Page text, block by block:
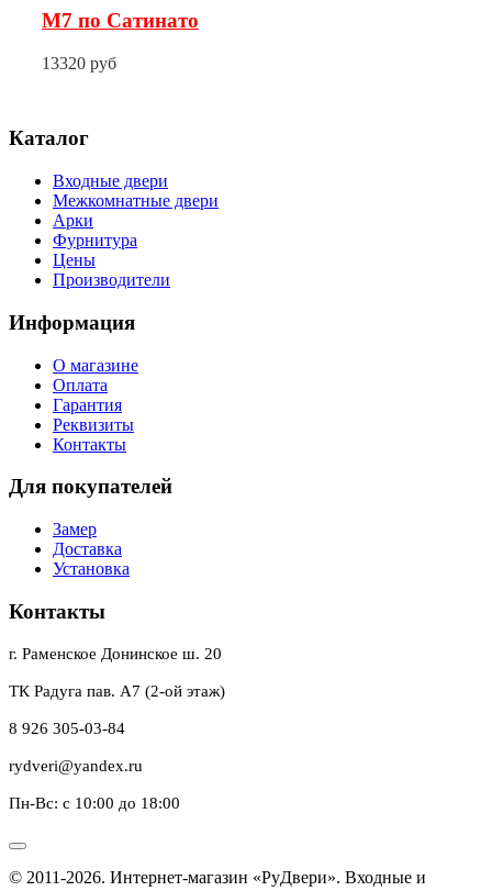
М7 по Сатинато
13320 руб
Каталог
Входные двери
Межкомнатные двери
Арки
Фурнитура
Цены
Производители
Информация
О магазине
Оплата
Гарантия
Реквизиты
Контакты
Для покупателей
Замер
Доставка
Установка
Контакты
г. Раменское Донинское ш. 20
ТК Радуга пав. А7 (2-ой этаж)
8 926 305-03-84
rydveri@yandex.ru
Пн-Вс: с 10:00 до 18:00
© 2011-2026. Интернет-магазин «РуДвери». Входные и